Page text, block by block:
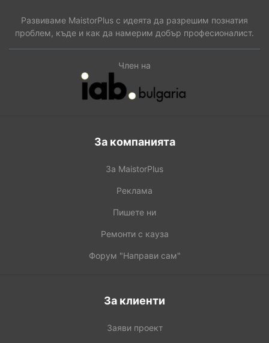
Развиваме MaistorPlus с идеята да разрешим познатия
проблем, къде и как да намерим добър професионалист.
Член на
За компанията
За MaistorPlus
Реклама
Пишете ни
Ремонти с кауза
Форум "Направи сам"
За клиенти
Заяви проект